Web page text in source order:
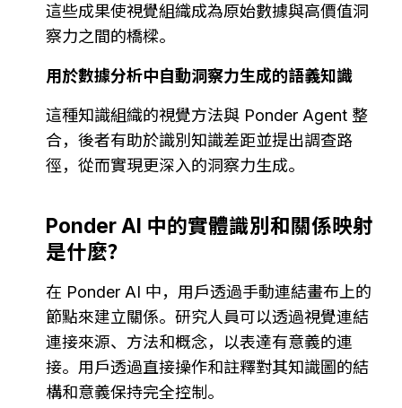
這些成果使視覺組織成為原始數據與高價值洞
察力之間的橋樑。
用於數據分析中自動洞察力生成的語義知識
這種知識組織的視覺方法與 Ponder Agent 整
合，後者有助於識別知識差距並提出調查路
徑，從而實現更深入的洞察力生成。
Ponder AI 中的實體識別和關係映射
是什麼？
在 Ponder AI 中，用戶透過手動連結畫布上的
節點來建立關係。研究人員可以透過視覺連結
連接來源、方法和概念，以表達有意義的連
接。用戶透過直接操作和註釋對其知識圖的結
構和意義保持完全控制。